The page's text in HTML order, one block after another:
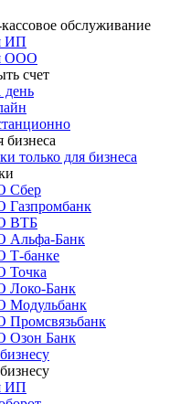
обслуживание
ИП
ООО
счет
день
бизнеса
только для бизнеса
Сбер
Газпромбанк
ВТБ
Альфа-Банк
Т-банке
Точка
Локо-Банк
Модульбанк
Промсвязьбанк
Озон Банк
ИП